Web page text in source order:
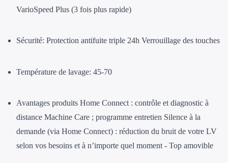
VarioSpeed Plus (3 fois plus rapide)
Sécurité: Protection antifuite triple 24h Verrouillage des touches
Température de lavage: 45-70
Avantages produits Home Connect : contrôle et diagnostic à
distance Machine Care ; programme entretien Silence à la
demande (via Home Connect) : réduction du bruit de votre LV
selon vos besoins et à n’importe quel moment - Top amovible